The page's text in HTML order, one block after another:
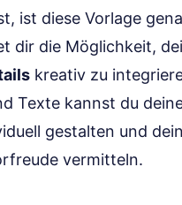
ist diese Vorlage
dir die Möglichkeit,
kreativ zu
Texte kannst du
gestalten und
vermitteln.